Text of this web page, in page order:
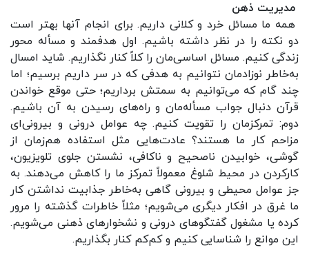
مدیریت ذهن
همه ما مسائل خرد و کلانی داریم. برای انجام آنها بهتر است
دو نکته را در نظر داشته باشیم. اول هدفمند و مسأله محور
زندگی کنیم. مسائل اساسی‌مان را کلاً کنار نگذاریم. شاید امسال
به‌خاطر نوزادمان نتوانیم به هدفی که در سر داریم برسیم؛ اما
چند گام که می‌توانیم به سمتش برداریم؛ حتی موقع خواندن
قرآن دنبال جواب مسأله‌مان و راه‌های رسیدن به آن باشیم.
دوم: تمرکزمان را تقویت کنیم. چه عوامل درونی و بیرونی‌ای
مزاحم کار ما هستند؟ عادت‌هایی مثل استفاده هم‌زمان از
گوشی، خوابیدن ناصحیح و ناکافی، نشستن جلوی تلویزیون،
کارکردن در محیط شلوغ معمولاً تمرکز ما را کاهش می‌دهند. به
جز عوامل محیطی و بیرونی گاهی به‌خاطر جذابیت نداشتن کار
ما غرق در افکار دیگری می‌شویم؛ مثلاً خاطرات گذشته را مرور
کرده یا مشغول گفتگوهای درونی و نشخوارهای ذهنی می‌شویم.
این موانع را شناسایی کنیم و کم‌کم کنار بگذاریم.